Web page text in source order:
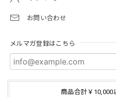
お問い合わせ
メルマガ登録はこちら
商品合計￥10,000